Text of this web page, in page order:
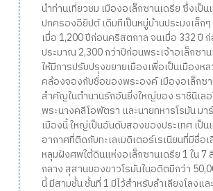
นำท่านเที่ยวชม เมืองอเล็กซานเดรีย ซึ่งเป็
ปกครองอียิปต์ เดิมทีเป็นหมู่บ้านประมงเล็ก
เมื่อ 1,200 ปีก่อนคริสตกาล จนเมื่อ 332 ปี
ประมาณ 2,300 กว่าปีก่อนพระเจ้าอเล็กซา
ให้มีการปรับปรุงขยายเมืองเพื่อเป็นเมืองห
คล้องจองกับชื่อของพระองค์ เมืองอเล็กซ
สำคัญในตำนานรักอันยิ่งใหญ่ของ ราชินีเล
พระนางคลีโอพัตรา และนายทหารโรมัน ม
เมืองนี้ ใหญ่เป็นอันดับสองของประเทศ เป็
อากาศที่ติดกับทะเลเมดิเตอร์เรเนียนที่มีชื่อ
หลุมฝังศพใต้ดินแห่งอเล็กซานเดรีย 1 ใน 7
กลาง สุสานของขาวโรมันในอดีตมีกว่า
นี้ มีสามชั้น ชั้นที่ 1 มีไว้สำหรับลำเลียงโลงแ